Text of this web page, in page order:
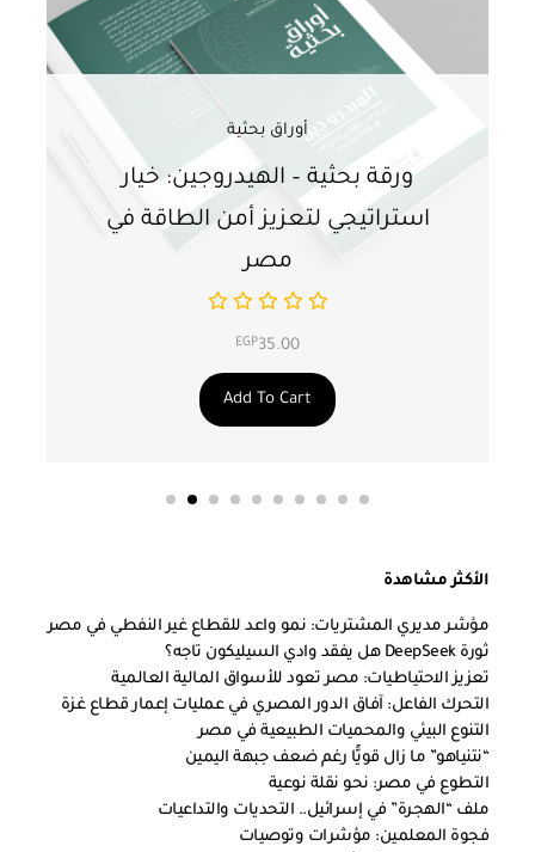
أوراق بحثية
ورقة بحثية – الهيدروجين: خيار
استراتيجي لتعزيز أمن الطاقة في
مصر
EGP35.00
Add To Cart
الأكثر مشاهدة
مؤشر مديري المشتريات: نمو واعد للقطاع غير النفطي في مصر
ثورة DeepSeek هل يفقد وادي السيليكون تاجه؟
تعزيز الاحتياطيات: مصر تعود للأسواق المالية العالمية
التحرك الفاعل: آفاق الدور المصري في عمليات إعمار قطاع غزة
التنوع البيئي والمحميات الطبيعية في مصر
“نتنياهو” ما زال قويًّا رغم ضعف جبهة اليمين
التطوع في مصر: نحو نقلة نوعية
ملف “الهجرة” في إسرائيل.. التحديات والتداعيات
فجوة المعلمين: مؤشرات وتوصيات